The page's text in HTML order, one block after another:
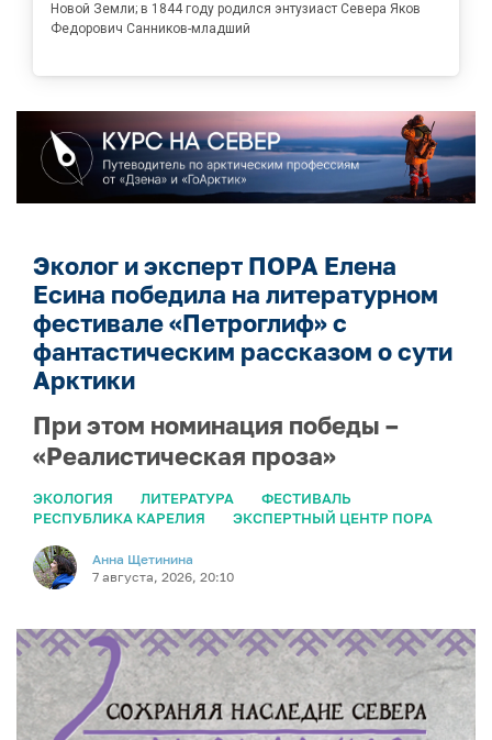
Новой Земли; в 1844 году родился энтузиаст Севера Яков
Федорович Санников-младший
Эколог и эксперт ПОРА Елена
Есина победила на литературном
фестивале «Петроглиф» с
фантастическим рассказом о сути
Арктики
При этом номинация победы –
«Реалистическая проза»
ЭКОЛОГИЯ ЛИТЕРАТУРА
ФЕСТИВАЛЬ
РЕСПУБЛИКА КАРЕЛИЯ
ЭКСПЕРТНЫЙ ЦЕНТР ПОРА
Анна Щетинина
7 августа, 2026, 20:10